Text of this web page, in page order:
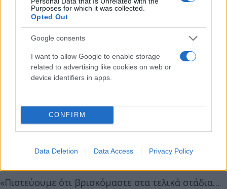
Purposes for which it was collected.
Opted Out
Google consents
I want to allow Google to enable storage
related to advertising like cookies on web or
device identifiers in apps.
CONFIRM
Data Deletion Data Access Privacy Policy
«Πιστεύουμε ότι βρισκόμαστε στα τελικά στάδια…